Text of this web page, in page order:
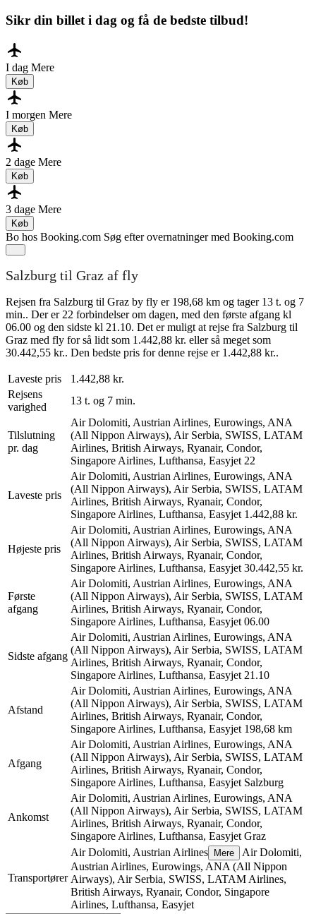
Sikr din billet i dag og få de bedste tilbud!
I dag Mere
Køb
I morgen Mere
Køb
2 dage Mere
Køb
3 dage Mere
Køb
Bo hos Booking.com Søg efter overnatninger med Booking.com
Salzburg til Graz af fly
Rejsen fra Salzburg til Graz by fly er 198,68 km og tager 13 t. og 7
min.. Der er 22 forbindelser om dagen, med den første afgang kl
06.00 og den sidste kl 21.10. Det er muligt at rejse fra Salzburg til
Graz med fly for så lidt som 1.442,88 kr. eller så meget som
30.442,55 kr.. Den bedste pris for denne rejse er 1.442,88 kr..
Laveste pris
1.442,88 kr.
Rejsens
varighed
13 t. og 7 min.
Tilslutning
pr. dag
Air Dolomiti, Austrian Airlines, Eurowings, ANA
(All Nippon Airways), Air Serbia, SWISS, LATAM
Airlines, British Airways, Ryanair, Condor,
Singapore Airlines, Lufthansa, Easyjet 22
Laveste pris
Air Dolomiti, Austrian Airlines, Eurowings, ANA
(All Nippon Airways), Air Serbia, SWISS, LATAM
Airlines, British Airways, Ryanair, Condor,
Singapore Airlines, Lufthansa, Easyjet 1.442,88 kr.
Højeste pris
Air Dolomiti, Austrian Airlines, Eurowings, ANA
(All Nippon Airways), Air Serbia, SWISS, LATAM
Airlines, British Airways, Ryanair, Condor,
Singapore Airlines, Lufthansa, Easyjet 30.442,55 kr.
Første
afgang
Air Dolomiti, Austrian Airlines, Eurowings, ANA
(All Nippon Airways), Air Serbia, SWISS, LATAM
Airlines, British Airways, Ryanair, Condor,
Singapore Airlines, Lufthansa, Easyjet 06.00
Sidste afgang
Air Dolomiti, Austrian Airlines, Eurowings, ANA
(All Nippon Airways), Air Serbia, SWISS, LATAM
Airlines, British Airways, Ryanair, Condor,
Singapore Airlines, Lufthansa, Easyjet 21.10
Afstand
Air Dolomiti, Austrian Airlines, Eurowings, ANA
(All Nippon Airways), Air Serbia, SWISS, LATAM
Airlines, British Airways, Ryanair, Condor,
Singapore Airlines, Lufthansa, Easyjet 198,68 km
Afgang
Air Dolomiti, Austrian Airlines, Eurowings, ANA
(All Nippon Airways), Air Serbia, SWISS, LATAM
Airlines, British Airways, Ryanair, Condor,
Singapore Airlines, Lufthansa, Easyjet Salzburg
Ankomst
Air Dolomiti, Austrian Airlines, Eurowings, ANA
(All Nippon Airways), Air Serbia, SWISS, LATAM
Airlines, British Airways, Ryanair, Condor,
Singapore Airlines, Lufthansa, Easyjet Graz
Transportører
Air Dolomiti, Austrian Airlines Mere
Air Dolomiti,
Austrian Airlines, Eurowings, ANA (All Nippon
Airways), Air Serbia, SWISS, LATAM Airlines,
British Airways, Ryanair, Condor, Singapore
Airlines, Lufthansa, Easyjet
©CARTO, ©